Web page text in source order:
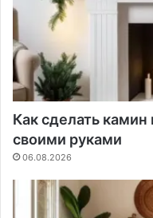
Как сделать
своими руками
06.08.2026